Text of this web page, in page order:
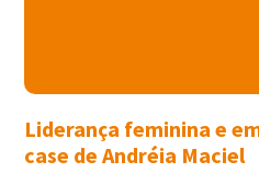
Liderança feminina e
case de Andréia Maciel